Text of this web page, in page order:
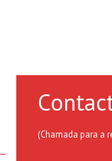
(Chamada para a